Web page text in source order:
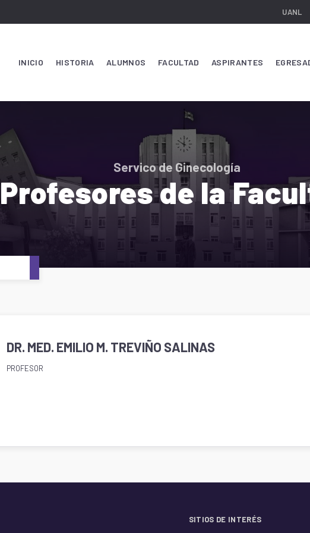
UANL
INICIO HISTORIA ALUMNOS FACULTAD ASPIRANTES
Servico de Ginecología
Profesores de la
DR. MED. EMILIO M. TREVIÑO SALINAS
PROFESOR
SITIOS DE INTERÉS